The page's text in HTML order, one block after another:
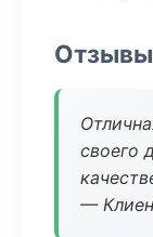
Отзывы
своего
—